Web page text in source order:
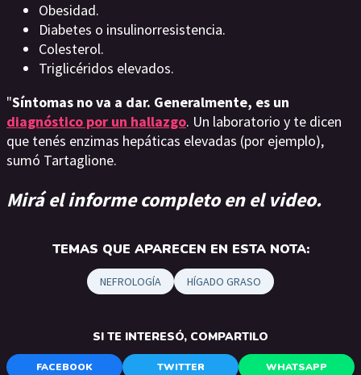
Obesidad.
Diabetes o insulinorresistencia.
Colesterol.
Triglicéridos elevados.
"Síntomas no va a dar. Generalmente, es un
diagnóstico por un hallazgo. Un laboratorio y te dicen
que tenés enzimas hepáticas elevadas (por ejemplo),
sumó Tartaglione.
Mirá el informe completo en el video.
TEMAS QUE APARECEN EN ESTA NOTA:
NEFROLOGÍA HÍGADO GRASO
SI TE INTERESÓ, COMPARTILO
FACEBOOK TWITTER WHATSAPP